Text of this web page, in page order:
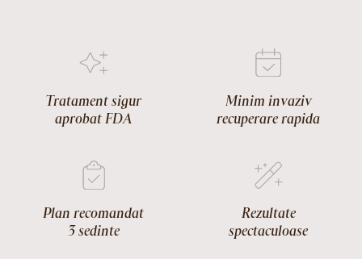
Tratament sigur
aprobat FDA
Minim invaziv
recuperare rapida
Plan recomandat
3 sedinte
Rezultate
spectaculoase